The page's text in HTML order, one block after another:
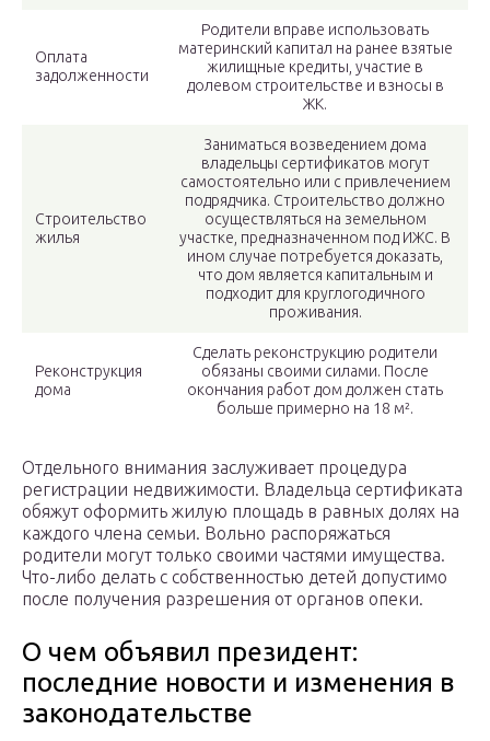
Оплата
задолженности
Родители вправе использовать
материнский капитал на ранее взятые
жилищные кредиты, участие в
долевом строительстве и взносы в
ЖК.
Строительство
жилья
Заниматься возведением дома
владельцы сертификатов могут
самостоятельно или с привлечением
подрядчика. Строительство должно
осуществляться на земельном
участке, предназначенном под ИЖС. В
ином случае потребуется доказать,
что дом является капитальным и
подходит для круглогодичного
проживания.
Реконструкция
дома
Сделать реконструкцию родители
обязаны своими силами. После
окончания работ дом должен стать
больше примерно на 18 м².
Отдельного внимания заслуживает процедура
регистрации недвижимости. Владельца сертификата
обяжут оформить жилую площадь в равных долях на
каждого члена семьи. Вольно распоряжаться
родители могут только своими частями имущества.
Что-либо делать с собственностью детей допустимо
после получения разрешения от органов опеки.
О чем объявил президент:
последние новости и изменения в
законодательстве